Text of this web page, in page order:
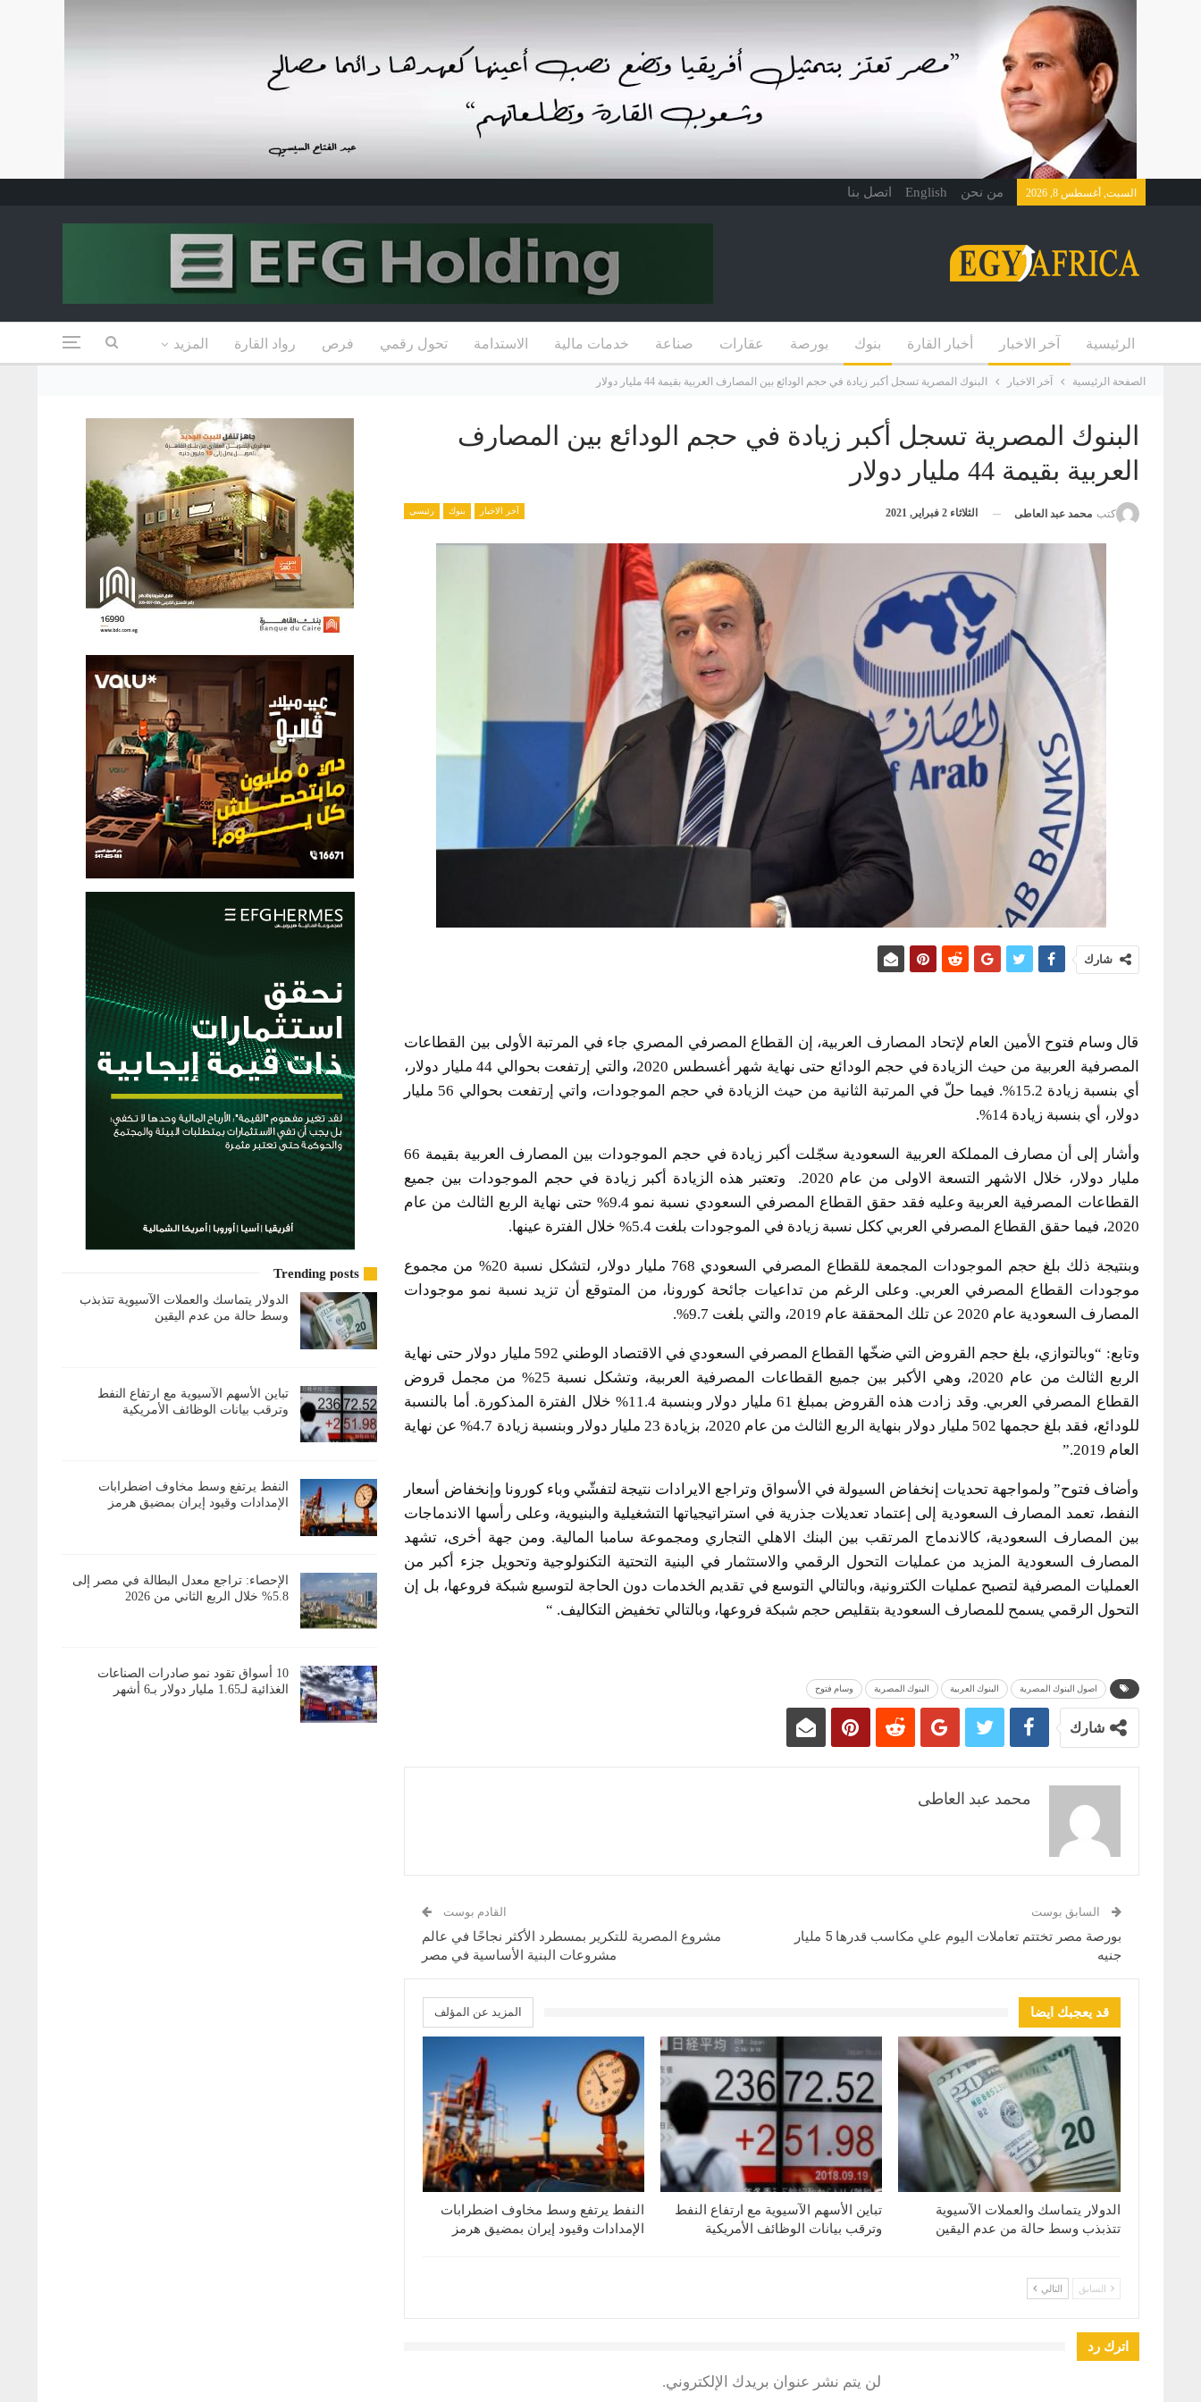
السبت, أغسطس 8, 2026 من نحن English اتصل بنا
الرئيسية آخر الاخبار أخبار القارة بنوك بورصة عقارات صناعة خدمات مالية الاستدامة تحول رقمي فرص رواد القارة المزيد
الصفحة الرئيسية آخر الاخبار البنوك المصرية تسجل أكبر زيادة في حجم الودائع بين المصارف العربية بقيمة 44 مليار دولار
البنوك المصرية تسجل أكبر زيادة في حجم الودائع بين المصارف
العربية بقيمة 44 مليار دولار
آخر الاخبار بنوك رئيسي كتب محمد عبد العاطى الثلاثاء 2 فبراير, 2021
شارك
قال وسام فتوح الأمين العام لإتحاد المصارف العربية، إن القطاع المصرفي المصري جاء في المرتبة الأولى بين القطاعات
المصرفية العربية من حيث الزيادة في حجم الودائع حتى نهاية شهر أغسطس 2020، والتي إرتفعت بحوالي 44 مليار دولار،
أي بنسبة زيادة 15.2%. فيما حلّ في المرتبة الثانية من حيث الزيادة في حجم الموجودات، واتي إرتفعت بحوالي 56 مليار
دولار، أي بنسبة زيادة 14%.
وأشار إلى أن مصارف المملكة العربية السعودية سجّلت أكبر زيادة في حجم الموجودات بين المصارف العربية بقيمة 66
مليار دولار، خلال الاشهر التسعة الاولى من عام 2020. وتعتبر هذه الزيادة أكبر زيادة في حجم الموجودات بين جميع
القطاعات المصرفية العربية وعليه فقد حقق القطاع المصرفي السعودي نسبة نمو 9.4% حتى نهاية الربع الثالث من عام
2020، فيما حقق القطاع المصرفي العربي ككل نسبة زيادة في الموجودات بلغت 5.4% خلال الفترة عينها.
وبنتيجة ذلك بلغ حجم الموجودات المجمعة للقطاع المصرفي السعودي 768 مليار دولار، لتشكل نسبة 20% من مجموع
موجودات القطاع المصرفي العربي. وعلى الرغم من تداعيات جائحة كورونا، من المتوقع أن تزيد نسبة نمو موجودات
المصارف السعودية عام 2020 عن تلك المحققة عام 2019، والتي بلغت 9.7%.
وتابع: “وبالتوازي، بلغ حجم القروض التي ضخّها القطاع المصرفي السعودي في الاقتصاد الوطني 592 مليار دولار حتى نهاية
الربع الثالث من عام 2020، وهي الأكبر بين جميع القطاعات المصرفية العربية، وتشكل نسبة 25% من مجمل قروض
القطاع المصرفي العربي. وقد زادت هذه القروض بمبلغ 61 مليار دولار وبنسبة 11.4% خلال الفترة المذكورة. أما بالنسبة
للودائع، فقد بلغ حجمها 502 مليار دولار بنهاية الربع الثالث من عام 2020، بزيادة 23 مليار دولار وبنسبة زيادة 4.7% عن نهاية
العام 2019.”
وأضاف فتوح” ولمواجهة تحديات إنخفاض السيولة في الأسواق وتراجع الايرادات نتيجة لتفشّي وباء كورونا وإنخفاض أسعار
النفط، تعمد المصارف السعودية إلى إعتماد تعديلات جذرية في استراتيجياتها التشغيلية والبنيوية، وعلى رأسها الاندماجات
بين المصارف السعودية، كالاندماج المرتقب بين البنك الاهلي التجاري ومجموعة سامبا المالية. ومن جهة أخرى، تشهد
المصارف السعودية المزيد من عمليات التحول الرقمي والاستثمار في البنية التحتية التكنولوجية وتحويل جزء أكبر من
العمليات المصرفية لتصبح عمليات الكترونية، وبالتالي التوسع في تقديم الخدمات دون الحاجة لتوسيع شبكة فروعها، بل إن
التحول الرقمي يسمح للمصارف السعودية بتقليص حجم شبكة فروعها، وبالتالي تخفيض التكاليف. “
اصول البنوك المصرية البنوك العربية البنوك المصرية وسام فتوح
شارك
محمد عبد العاطى
السابق بوست
بورصة مصر تختتم تعاملات اليوم علي مكاسب قدرها 5 مليار
جنيه
القادم بوست
مشروع المصرية للتكرير بمسطرد الأكثر نجاحًا في عالم
مشروعات البنية الأساسية في مصر
قد يعجبك ايضا المزيد عن المؤلف
الدولار يتماسك والعملات الآسيوية
تتذبذب وسط حالة من عدم اليقين
تباين الأسهم الآسيوية مع ارتفاع النفط
وترقب بيانات الوظائف الأمريكية
النفط يرتفع وسط مخاوف اضطرابات
الإمدادات وقيود إيران بمضيق هرمز
السابق التالي
اترك رد
لن يتم نشر عنوان بريدك الإلكتروني.
Trending posts
الدولار يتماسك والعملات الآسيوية تتذبذب
وسط حالة من عدم اليقين
تباين الأسهم الآسيوية مع ارتفاع النفط
وترقب بيانات الوظائف الأمريكية
النفط يرتفع وسط مخاوف اضطرابات
الإمدادات وقيود إيران بمضيق هرمز
الإحصاء: تراجع معدل البطالة في مصر إلى
5.8% خلال الربع الثاني من 2026
10 أسواق تقود نمو صادرات الصناعات
الغذائية لـ1.65 مليار دولار بـ6 أشهر